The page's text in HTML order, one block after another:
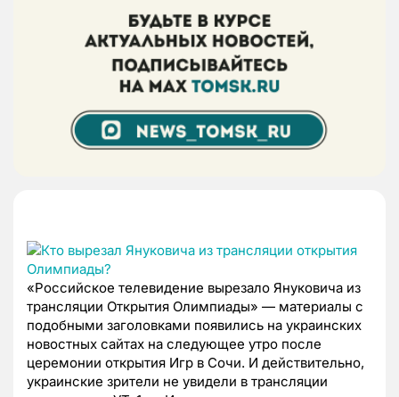
«Российское телевидение вырезало Януковича из
трансляции Открытия Олимпиады» — материалы с
подобными заголовками появились на украинских
новостных сайтах на следующее утро после
церемонии открытия Игр в Сочи. И действительно,
украинские зрители не увидели в трансляции